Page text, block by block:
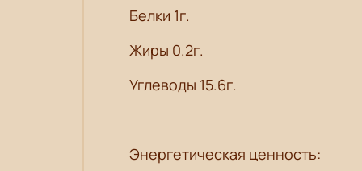
Белки 1г.
Жиры 0.2г.
Углеводы 15.6г.
Энергетическая ценность: